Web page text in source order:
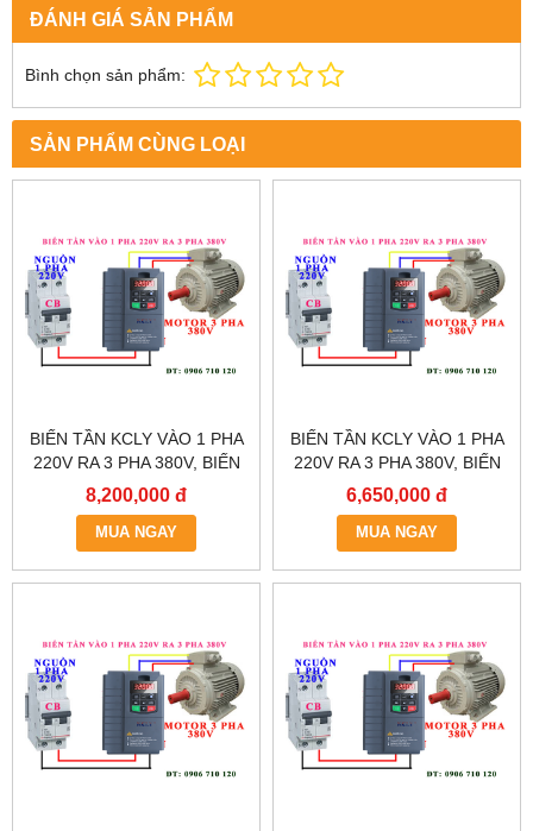
ĐÁNH GIÁ SẢN PHẨM
Bình chọn sản phẩm:
SẢN PHẨM CÙNG LOẠI
BIẾN TẦN KCLY VÀO 1 PHA
220V RA 3 PHA 380V, BIẾN
TẦN KCLY KOC600-011GT3-
B
8,200,000 đ
MUA NGAY
BIẾN TẦN KCLY VÀO 1 PHA
220V RA 3 PHA 380V, BIẾN
TẦN KCLY KOC600-
7R5GT3-B
6,650,000 đ
MUA NGAY